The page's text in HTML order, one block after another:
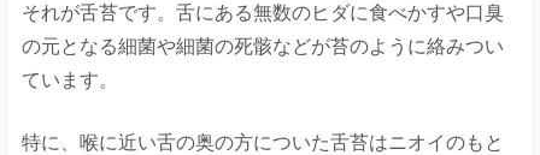
それが舌苔です。舌にある無数のヒダに食べかすや口臭
の元となる細菌や細菌の死骸などが苔のように絡みつい
ています。
特に、喉に近い舌の奥の方についた舌苔はニオイのもと